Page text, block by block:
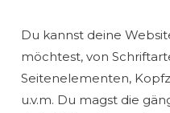
Du kannst deine
möchtest, von
Seitenelementen,
u.v.m. Du magst die